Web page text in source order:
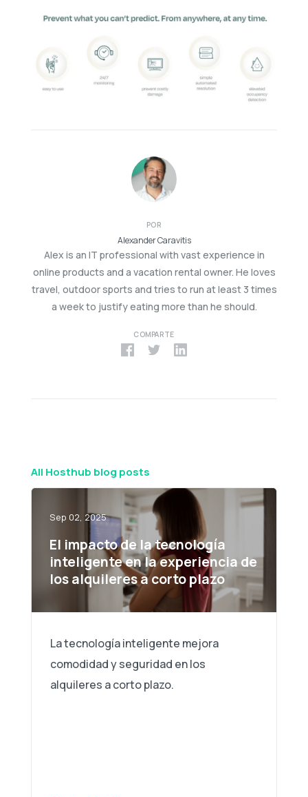
POR
Alexander Caravitis
Alex is an IT professional with vast experience in
online products and a vacation rental owner. He loves
travel, outdoor sports and tries to run at least 3 times
a week to justify eating more than he should.
COMPARTE
All Hosthub blog posts
Sep 02, 2025
El impacto de la tecnología
inteligente en la experiencia de
los alquileres a corto plazo
La tecnología inteligente mejora
comodidad y seguridad en los
alquileres a corto plazo.